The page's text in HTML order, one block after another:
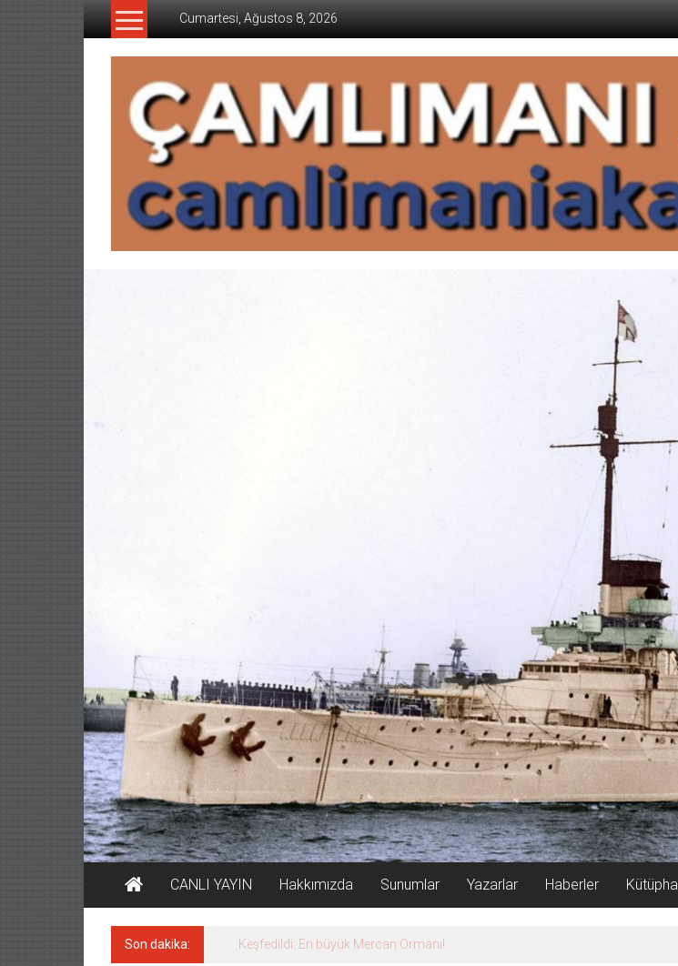
İçeriğe
Cumartesi, Ağustos 8, 2026
CAMLIMANI
AKADEMI
CANLI YAYIN Hakkımızda Sunumlar Yazarlar Haberler
Son dakika: Dronla vurulan Türk gemisi Samsun’da